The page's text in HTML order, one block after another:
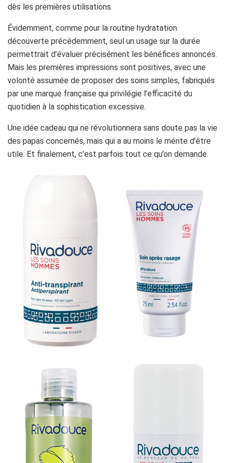
dès les premières utilisations.
Évidemment, comme pour la routine hydratation
découverte précédemment, seul un usage sur la durée
permettrait d’évaluer précisément les bénéfices annoncés.
Mais les premières impressions sont positives, avec une
volonté assumée de proposer des soins simples, fabriqués
par une marque française qui privilégie l’efficacité du
quotidien à la sophistication excessive.
Une idée cadeau qui ne révolutionnera sans doute pas la vie
des papas concernés, mais qui a au moins le mérite d’être
utile. Et finalement, c’est parfois tout ce qu’on demande.